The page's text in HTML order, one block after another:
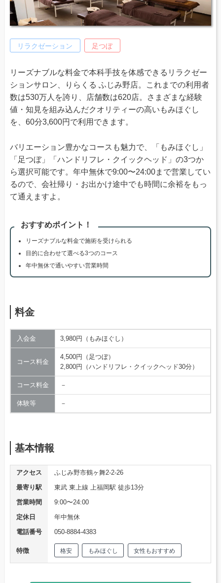
リラクゼーション 足つぼ
リーズナブルな料金で本科手技を体感できるリラクゼー
ションサロン、りらくる ふじみ野店。これまでの利用者
数は530万人を誇り、店舗数は620店。さまざまな経験
値・知見を組み込んだクオリティーの高いもみほぐし
を、60分3,600円で利用できます。
バリエーション豊かなコースも魅力で、「もみほぐし」
「足つぼ」「ハンドリフレ・クイックヘッド」の3つか
ら選択可能です。年中無休で9:00〜24:00まで営業してい
るので、会社帰り・お出かけ途中でも時間に余裕をもっ
て通えますよ。
おすすめポイント！
リーズナブルな料金で施術を受けられる
目的に合わせて選べる3つのコース
年中無休で通いやすい営業時間
料金
入会金 3,980円（もみほぐし）
コース料金
4,500円（足つぼ）
2,800円（ハンドリフレ・クイックヘッド30分）
コース料金 －
体験等 －
基本情報
アクセス
ふじみ野市鶴ヶ舞2-2-26
最寄り駅
東武 東上線 上福岡駅 徒歩13分
営業時間
9:00〜24:00
定休日
年中無休
電話番号
050-8884-4383
特徴 格安 もみほぐし 女性もおすすめ